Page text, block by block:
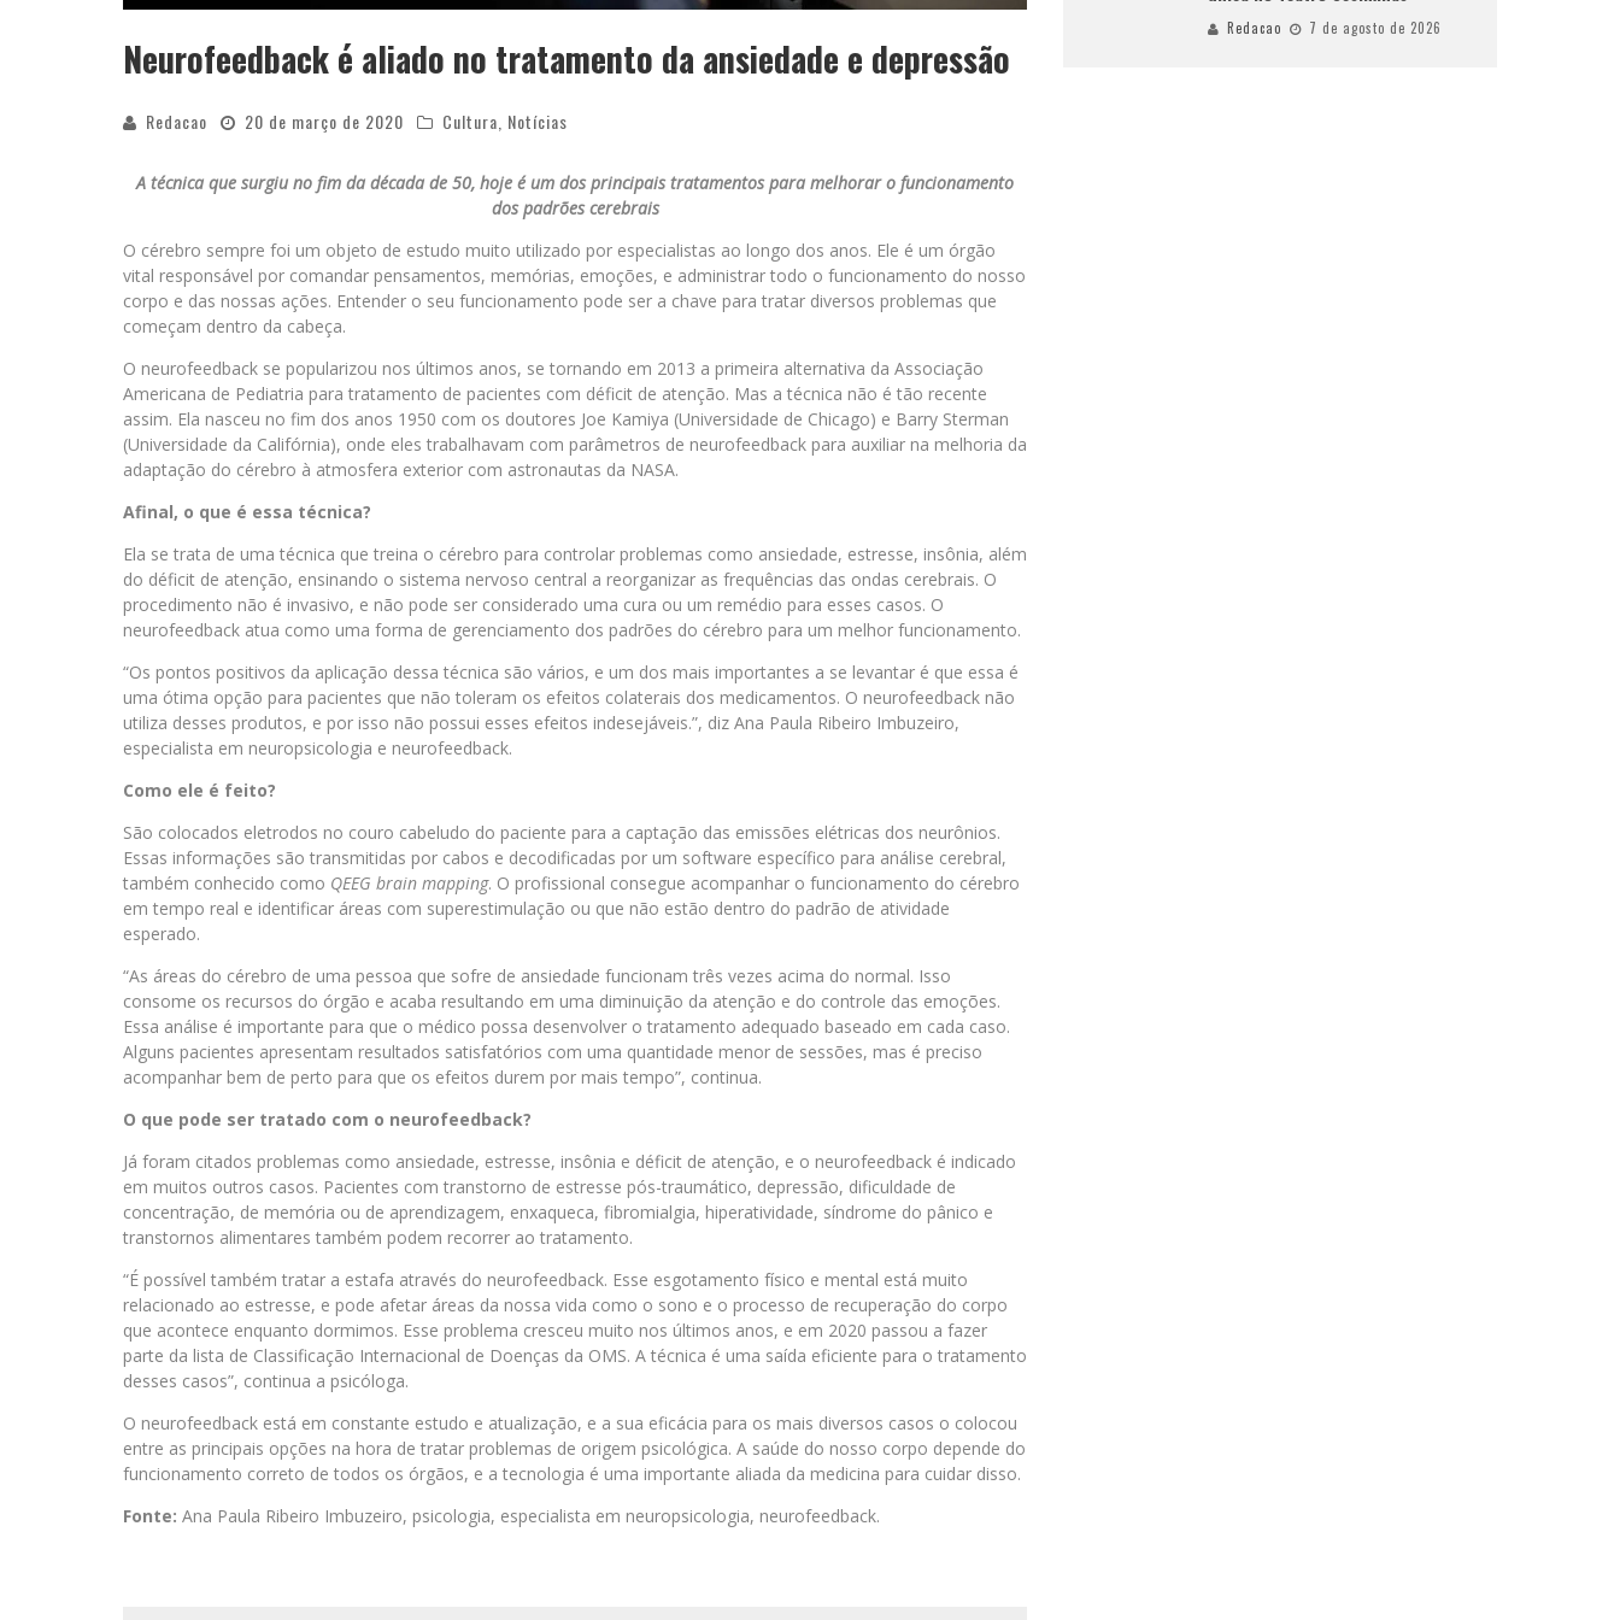
Neurofeedback é aliado no tratamento da ansiedade e depressão
Redacao 20 de março de 2020 Cultura Notícias
A técnica que surgiu no fim da década de 50, hoje é um dos principais tratamentos para melhorar o funcionamento
dos padrões cerebrais
O cérebro sempre foi um objeto de estudo muito utilizado por especialistas ao longo dos anos. Ele é um órgão
vital responsável por comandar pensamentos, memórias, emoções, e administrar todo o funcionamento do nosso
corpo e das nossas ações. Entender o seu funcionamento pode ser a chave para tratar diversos problemas que
começam dentro da cabeça.
O neurofeedback se popularizou nos últimos anos, se tornando em 2013 a primeira alternativa da Associação
Americana de Pediatria para tratamento de pacientes com déficit de atenção. Mas a técnica não é tão recente
assim. Ela nasceu no fim dos anos 1950 com os doutores Joe Kamiya (Universidade de Chicago) e Barry Sterman
(Universidade da Califórnia), onde eles trabalhavam com parâmetros de neurofeedback para auxiliar na melhoria da
adaptação do cérebro à atmosfera exterior com astronautas da NASA.
Afinal, o que é essa técnica?
Ela se trata de uma técnica que treina o cérebro para controlar problemas como ansiedade, estresse, insônia, além
do déficit de atenção, ensinando o sistema nervoso central a reorganizar as frequências das ondas cerebrais. O
procedimento não é invasivo, e não pode ser considerado uma cura ou um remédio para esses casos. O
neurofeedback atua como uma forma de gerenciamento dos padrões do cérebro para um melhor funcionamento.
“Os pontos positivos da aplicação dessa técnica são vários, e um dos mais importantes a se levantar é que essa é
uma ótima opção para pacientes que não toleram os efeitos colaterais dos medicamentos. O neurofeedback não
utiliza desses produtos, e por isso não possui esses efeitos indesejáveis.”, diz Ana Paula Ribeiro Imbuzeiro,
especialista em neuropsicologia e neurofeedback.
Como ele é feito?
São colocados eletrodos no couro cabeludo do paciente para a captação das emissões elétricas dos neurônios.
Essas informações são transmitidas por cabos e decodificadas por um software específico para análise cerebral,
também conhecido como QEEG brain mapping. O profissional consegue acompanhar o funcionamento do cérebro
em tempo real e identificar áreas com superestimulação ou que não estão dentro do padrão de atividade
esperado.
“As áreas do cérebro de uma pessoa que sofre de ansiedade funcionam três vezes acima do normal. Isso
consome os recursos do órgão e acaba resultando em uma diminuição da atenção e do controle das emoções.
Essa análise é importante para que o médico possa desenvolver o tratamento adequado baseado em cada caso.
Alguns pacientes apresentam resultados satisfatórios com uma quantidade menor de sessões, mas é preciso
acompanhar bem de perto para que os efeitos durem por mais tempo”, continua.
O que pode ser tratado com o neurofeedback?
Já foram citados problemas como ansiedade, estresse, insônia e déficit de atenção, e o neurofeedback é indicado
em muitos outros casos. Pacientes com transtorno de estresse pós-traumático, depressão, dificuldade de
concentração, de memória ou de aprendizagem, enxaqueca, fibromialgia, hiperatividade, síndrome do pânico e
transtornos alimentares também podem recorrer ao tratamento.
“É possível também tratar a estafa através do neurofeedback. Esse esgotamento físico e mental está muito
relacionado ao estresse, e pode afetar áreas da nossa vida como o sono e o processo de recuperação do corpo
que acontece enquanto dormimos. Esse problema cresceu muito nos últimos anos, e em 2020 passou a fazer
parte da lista de Classificação Internacional de Doenças da OMS. A técnica é uma saída eficiente para o tratamento
desses casos”, continua a psicóloga.
O neurofeedback está em constante estudo e atualização, e a sua eficácia para os mais diversos casos o colocou
entre as principais opções na hora de tratar problemas de origem psicológica. A saúde do nosso corpo depende do
funcionamento correto de todos os órgãos, e a tecnologia é uma importante aliada da medicina para cuidar disso.
Fonte: Ana Paula Ribeiro Imbuzeiro, psicologia, especialista em neuropsicologia, neurofeedback.
Redacao 7 de agosto de 2026